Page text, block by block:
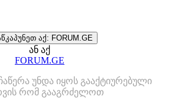
აქ: FORUM.GE
ან აქ
FORUM.GE
უნდა იყოს გააქტიურებული
რომ გააგრძელოთ